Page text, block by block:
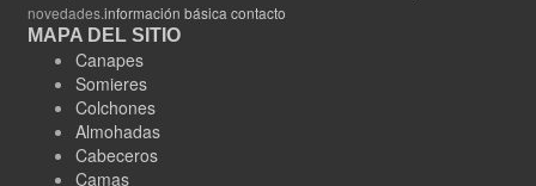
novedades.información básica contacto
MAPA DEL SITIO
Canapes
Somieres
Colchones
Almohadas
Cabeceros
Camas